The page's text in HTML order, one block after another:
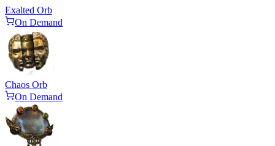
Exalted Orb
On Demand
Chaos Orb
On Demand